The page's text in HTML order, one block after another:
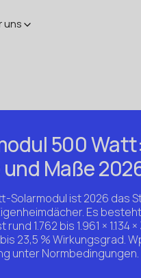
uns
500
Maße
Solarmodul ist 2026 das
Es
1.762 bis 1.961 × 1.134
23,5 % Wirkungsgrad.
unter Normbedingungen.